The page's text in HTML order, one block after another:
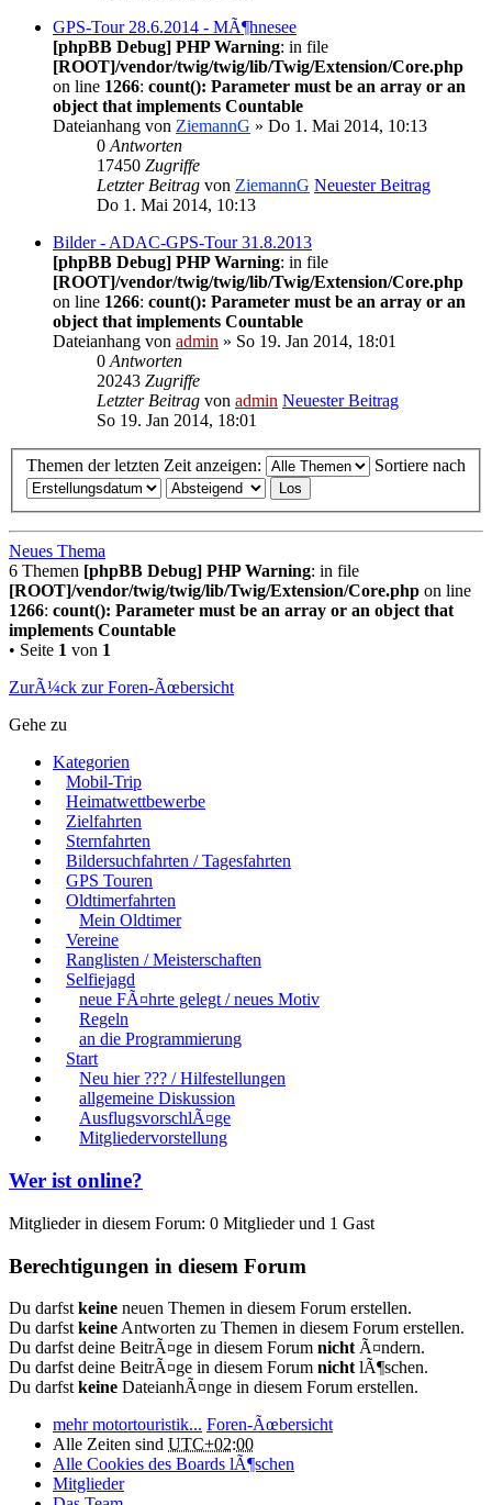
GPS-Tour 28.6.2014 - MÃ¶hnesee
[phpBB Debug] PHP Warning: in file
[ROOT]/vendor/twig/twig/lib/Twig/Extension/Core.php
on line 1266: count(): Parameter must be an array or an
object that implements Countable
Dateianhang von ZiemannG » Do 1. Mai 2014, 10:13
0 Antworten
17450 Zugriffe
Letzter Beitrag von ZiemannG Neuester Beitrag
Do 1. Mai 2014, 10:13
Bilder - ADAC-GPS-Tour 31.8.2013
[phpBB Debug] PHP Warning: in file
[ROOT]/vendor/twig/twig/lib/Twig/Extension/Core.php
on line 1266: count(): Parameter must be an array or an
object that implements Countable
Dateianhang von admin » So 19. Jan 2014, 18:01
0 Antworten
20243 Zugriffe
Letzter Beitrag von admin Neuester Beitrag
So 19. Jan 2014, 18:01
Themen der letzten Zeit anzeigen: Sortiere nach
Neues Thema
6 Themen [phpBB Debug] PHP Warning: in file
[ROOT]/vendor/twig/twig/lib/Twig/Extension/Core.php on line
1266: count(): Parameter must be an array or an object that
implements Countable
• Seite 1 von 1
ZurÃ¼ck zur Foren-Ãœbersicht
Gehe zu
Kategorien
Mobil-Trip
Heimatwettbewerbe
Zielfahrten
Sternfahrten
Bildersuchfahrten / Tagesfahrten
GPS Touren
Oldtimerfahrten
Mein Oldtimer
Vereine
Ranglisten / Meisterschaften
Selfiejagd
neue FÃ¤hrte gelegt / neues Motiv
Regeln
an die Programmierung
Start
Neu hier ??? / Hilfestellungen
allgemeine Diskussion
AusflugsvorschlÃ¤ge
Mitgliedervorstellung
Wer ist online?
Mitglieder in diesem Forum: 0 Mitglieder und 1 Gast
Berechtigungen in diesem Forum
Du darfst keine neuen Themen in diesem Forum erstellen.
Du darfst keine Antworten zu Themen in diesem Forum erstellen.
Du darfst deine BeitrÃ¤ge in diesem Forum nicht Ã¤ndern.
Du darfst deine BeitrÃ¤ge in diesem Forum nicht lÃ¶schen.
Du darfst keine DateianhÃ¤nge in diesem Forum erstellen.
mehr motortouristik... Foren-Ãœbersicht
Alle Zeiten sind UTC+02:00
Alle Cookies des Boards lÃ¶schen
Mitglieder